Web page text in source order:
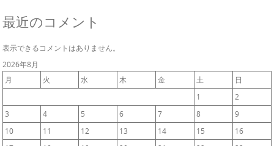
最近のコメント
表示できるコメントはありません。
2026年8月
月
火 水 木 金 土
日
1
2
3
4 5 6 7 8
9
10
11 12 13 14 15
16